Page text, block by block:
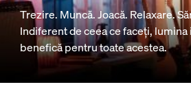
Trezire. Muncă. Joacă. Relaxare.
Indiferent de ceea ce faceți,
benefică pentru toate acestea.